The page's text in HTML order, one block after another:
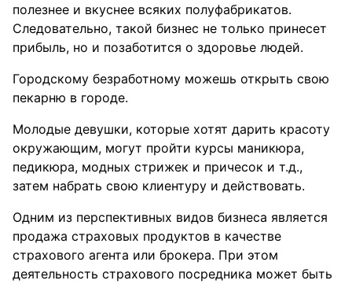
полезнее и вкуснее всяких полуфабрикатов.
Следовательно, такой бизнес не только принесет
прибыль, но и позаботится о здоровье людей.
Городскому безработному можешь открыть свою
пекарню в городе.
Молодые девушки, которые хотят дарить красоту
окружающим, могут пройти курсы маникюра,
педикюра, модных стрижек и причесок и т.д.,
затем набрать свою клиентуру и действовать.
Одним из перспективных видов бизнеса является
продажа страховых продуктов в качестве
страхового агента или брокера. При этом
деятельность страхового посредника может быть